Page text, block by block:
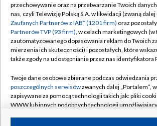
Abonament TVP
Sklep TVP
Biuro Reklamy
Oferta Handlowa
Emisja w TVP
Rada Programowa
Ogłoszenia
Regulamin TVP
Polityka prywatności
Moje zgody
Biuro reklamy
Kanały
przechowywanie oraz na przetwarzanie Twoich
nas, czyli Telewizję Polską S.A. w likwidacji (zwaną dalej
Zaufanych Partnerów z IAB* (1201 firm) oraz
Partnerów TVP (93 firm), w celach marketingowych (w
zautomatyzowanego dopasowania reklam do Twoich
mierzenia ich skuteczności) i pozostałych, które
także zgody na udostępnianie przez nas identyfikatora
Twoje dane osobowe zbierane podczas odwiedzania
poszczególnych serwisówzwanych dalej „Portalem”,
zapisywane za pomocą technologii takich jak: pliki
WWW lub innych podobnych technologii